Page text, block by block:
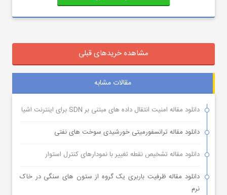
مشاهده خریدهای قبلی
مقالات مشابه
دانلود مقاله امنیت انتقال داده های مبتنی بر SDN برای اینترنت اشیا
دانلود مقاله ترانسفورمیتی خورشیدی سوخت های نفتی
دانلود مقاله تشخیص نقطه تغییر با نمودارهای کنترل استوار
دانلود مقاله ظرفیت باربری یک گروه از ستون های سنگی در خاک
نرم